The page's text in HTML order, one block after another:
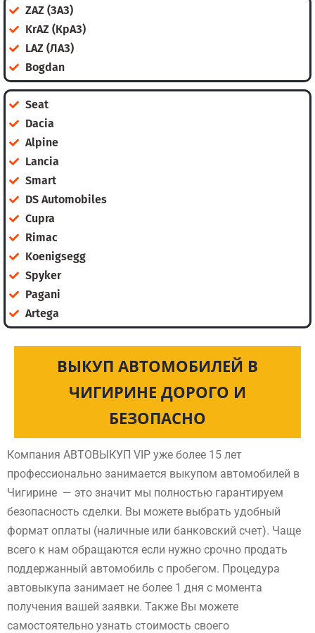
ZAZ (ЗАЗ)
KrAZ (КрАЗ)
LAZ (ЛАЗ)
Bogdan
Seat
Dacia
Alpine
Lancia
Smart
DS Automobiles
Cupra
Rimac
Koenigsegg
Spyker
Pagani
Artega
ВЫКУП АВТОМОБИЛЕЙ В
ЧИГИРИНЕ ДОРОГО И
БЕЗОПАСНО
Компания АВТОВЫКУП VIP уже более 15 лет
профессионально занимается выкупом автомобилей в
Чигирине — это значит мы полностью гарантируем
безопасность сделки. Вы можете выбрать удобный
формат оплаты (наличные или банковский счет). Чаще
всего к нам обращаются если нужно срочно продать
поддержанный автомобиль с пробегом. Процедура
автовыкупа занимает не более 1 дня с момента
получения вашей заявки. Также Вы можете
самостоятельно узнать стоимость своего